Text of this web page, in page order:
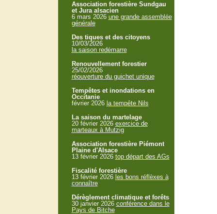
Association forestière Sundgau
et Jura alsacien
6 mars 2026 une grande assemblée
générale
Des tiques et des citoyens
10/03/2026
la saison redémarre
Renouvellement forestier
25/02/2026
réouverture du guichet unique
Tempêtes et inondations en
Occitanie
février 2026 la tempête Nils
La saison du martelage
20 février 2026 exercice de
marteaux à Mutzig
Association forestière Piémont
Plaine d'Alsace
13 février 2026 top départ des AGs
Fiscalité forestière
13 février 2026 les bons réflèxes à
connaître
Dérèglement climatique et forêts
30 janvier 2026 conférence dans le
Pays de Bitche